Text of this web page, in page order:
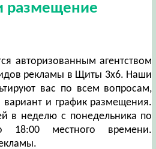
размещение
авторизованным агентством
рекламы в Щиты 3х6. Наши
вас по всем вопросам,
вариант и график размещения.
в неделю с понедельника по
местного времени.